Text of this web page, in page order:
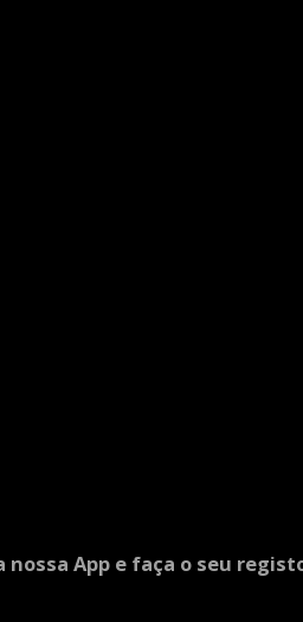
nossa App e faça o seu